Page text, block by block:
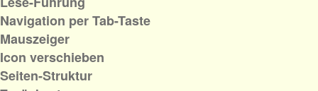
Navigation per Tab-Taste
Mauszeiger
Icon verschieben
Seiten-Struktur